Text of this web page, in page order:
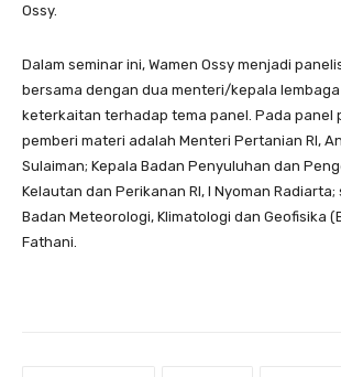
Ossy.
Dalam seminar ini, Wamen Ossy menjadi
bersama dengan dua menteri/kepala lembaga
keterkaitan terhadap tema panel. Pada panel
pemberi materi adalah Menteri Pertanian RI,
Sulaiman; Kepala Badan Penyuluhan dan
Kelautan dan Perikanan RI, I Nyoman Radiarta;
Badan Meteorologi, Klimatologi dan Geofisika
Fathani.